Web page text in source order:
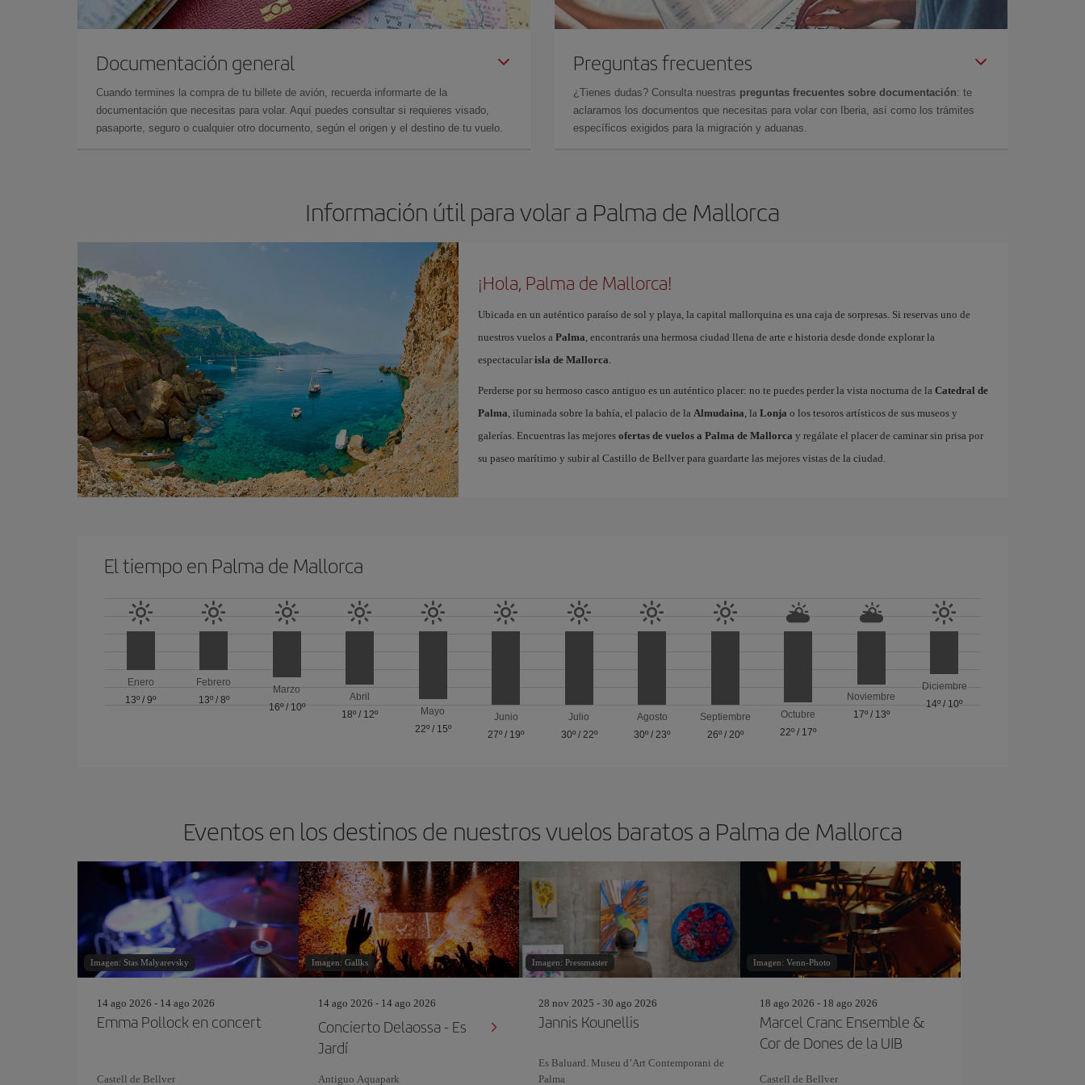
Documentación general
Cuando termines la compra de tu billete de avión, recuerda informarte de la
documentación que necesitas para volar. Aquí puedes consultar si requieres visado,
pasaporte, seguro o cualquier otro documento, según el origen y el destino de tu vuelo.
Preguntas frecuentes
¿Tienes dudas? Consulta nuestras preguntas frecuentes sobre documentación: te
aclaramos los documentos que necesitas para volar con Iberia, así como los trámites
específicos exigidos para la migración y aduanas.
Información útil para volar a Palma de Mallorca
¡Hola, Palma de Mallorca!
Ubicada en un auténtico paraíso de sol y playa, la capital mallorquina es una caja de sorpresas. Si reservas uno de
nuestros vuelos a Palma, encontrarás una hermosa ciudad llena de arte e historia desde donde explorar la
espectacular isla de Mallorca.
Perderse por su hermoso casco antiguo es un auténtico placer: no te puedes perder la vista nocturna de la Catedral de
Palma, iluminada sobre la bahía, el palacio de la Almudaina, la Lonja o los tesoros artísticos de sus museos y
galerías. Encuentras las mejores ofertas de vuelos a Palma de Mallorca y regálate el placer de caminar sin prisa por
su paseo marítimo y subir al Castillo de Bellver para guardarte las mejores vistas de la ciudad.
El tiempo en Palma de Mallorca
Enero
13º /9º
Febrero
13º/ 8º
Marzo
16º/ 10º
Abril
18º / 12º
Mayo
22º/ 15º
Junio
27º / 19º
Julio
30º/ 22º
Agosto
30º /23º
Septiembre
26º/ 20º
Octubre
22º / 17º
Noviembre
17º/ 13º
Diciembre
14º / 10º
Eventos en los destinos de nuestros vuelos baratos a Palma de Mallorca
Imagen: Stas Malyarevsky
14 ago 2026 - 14 ago 2026
Emma Pollock en concert
Castell de Bellver
Imagen: Gallks
14 ago 2026 - 14 ago 2026
Concierto Delaossa - Es
Jardí
Antiguo Aquapark
Imagen: Pressmaster
28 nov 2025 - 30 ago 2026
Jannis Kounellis
Es Baluard. Museu d’Art Contemporani de
Palma
Imagen: Venn-Photo
18 ago 2026 - 18 ago 2026
Marcel Cranc Ensemble &
Cor de Dones de la UIB
Castell de Bellver